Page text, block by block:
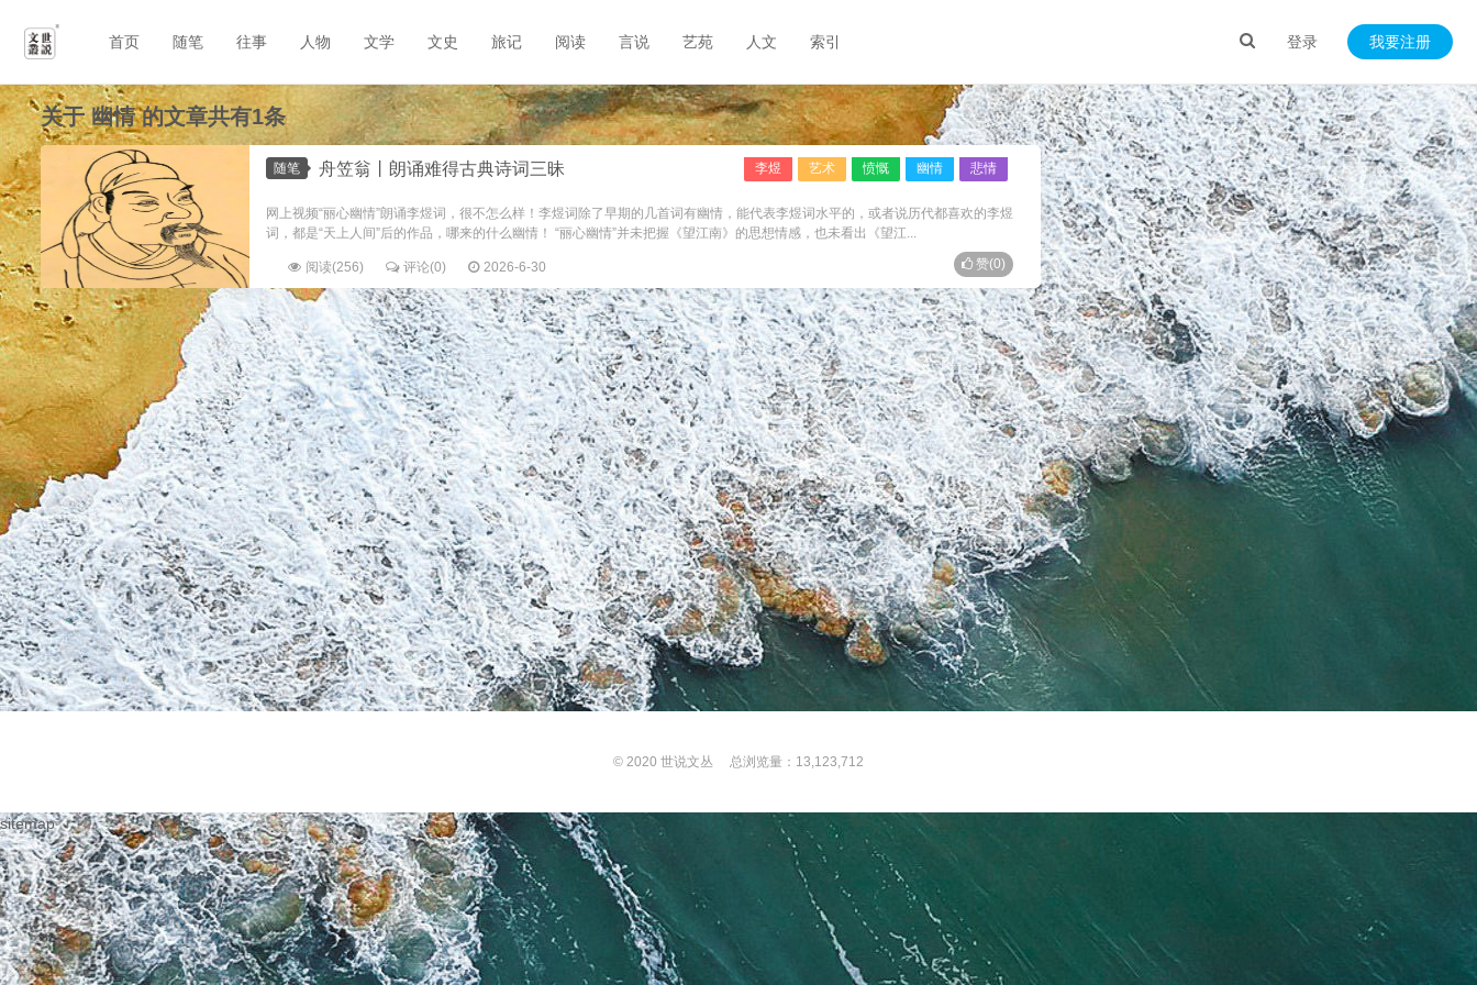
登录 我要注册
首页 随笔 往事 人物 文学 文史 旅记 阅读 言说 艺苑 人文 索引
关于幽情的文章共有1条
随笔 李煜 艺术 愤慨 幽情 悲情
舟笠翁丨朗诵难得古典诗词三昧
网上视频“丽心幽情”朗诵李煜词，很不怎么样！李煜词除了早期的几首词有幽情，能代表李煜词水平的，或者说历代都喜欢的李煜
词，都是“天上人间”后的作品，哪来的什么幽情！ “丽心幽情”并未把握《望江南》的思想情感，也未看出《望江...
阅读(256) 评论(0) 2026-6-30 赞(0)
© 2020 世说文丛 总浏览量：13,123,712
sitemap